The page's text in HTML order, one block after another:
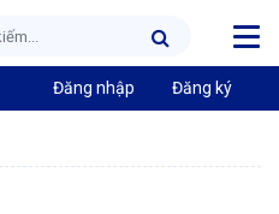
Đăng nhập Đăng ký